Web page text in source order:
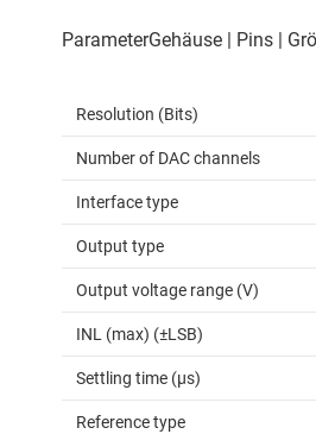
Resolution (Bits)
Number of DAC channels
Interface type
Output type
Output voltage range (V)
INL (max) (±LSB)
Settling time (µs)
Reference type